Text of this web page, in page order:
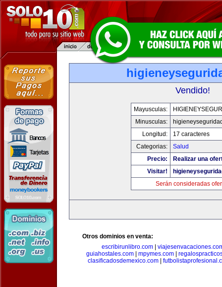
Vendido!
Mayusculas:
Minusculas:
Longitud:
17 caracteres
Categorias:
Salud
Precio:
Realizar una
Visitar!
Serán consideradas
Otros dominios en venta:
escribirunlibro.com
guiahostales.com| mpymes.com|
clasificadosdemexico.com|